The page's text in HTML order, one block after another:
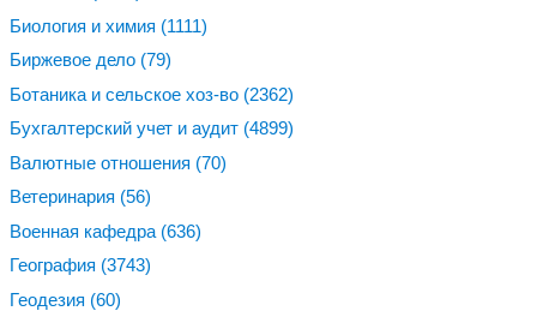
Биология и химия (1111)
Биржевое дело (79)
Ботаника и сельское хоз-во (2362)
Бухгалтерский учет и аудит (4899)
Валютные отношения (70)
Ветеринария (56)
Военная кафедра (636)
География (3743)
Геодезия (60)